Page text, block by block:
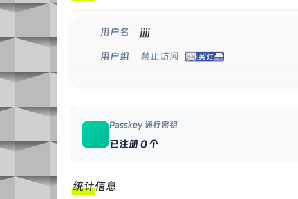
用户名 jjjj
用户组 禁止访问
Passkey 通行密钥
已注册 0 个
统计信息